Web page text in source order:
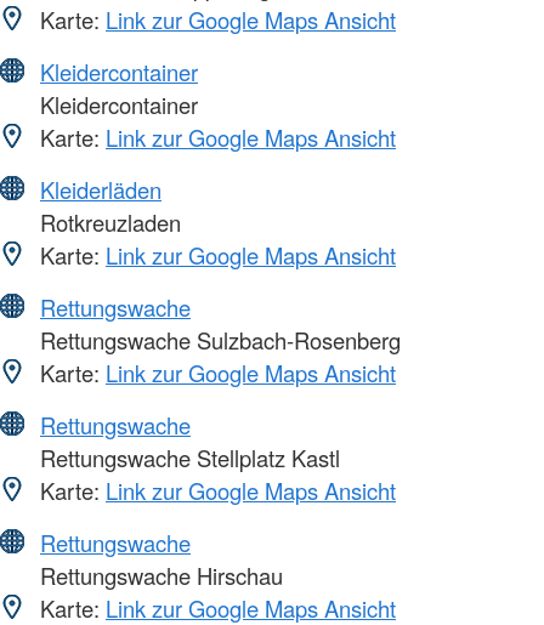
Karte: Link zur Google Maps Ansicht
Kleidercontainer
Kleidercontainer
Karte: Link zur Google Maps Ansicht
Kleiderläden
Rotkreuzladen
Karte: Link zur Google Maps Ansicht
Rettungswache
Rettungswache Sulzbach-Rosenberg
Karte: Link zur Google Maps Ansicht
Rettungswache
Rettungswache Stellplatz Kastl
Karte: Link zur Google Maps Ansicht
Rettungswache
Rettungswache Hirschau
Karte: Link zur Google Maps Ansicht